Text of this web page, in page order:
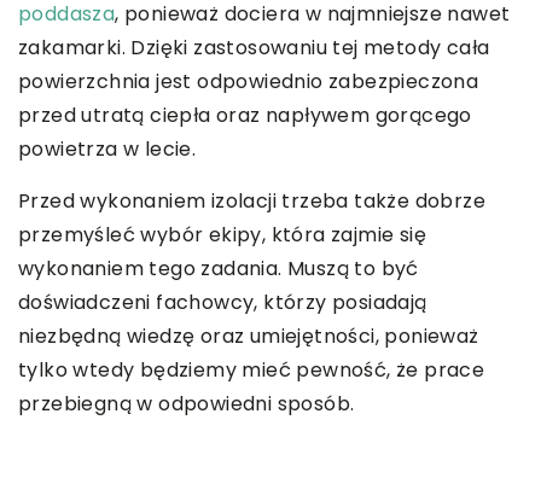
poddasza, ponieważ dociera w najmniejsze nawet
zakamarki. Dzięki zastosowaniu tej metody cała
powierzchnia jest odpowiednio zabezpieczona
przed utratą ciepła oraz napływem gorącego
powietrza w lecie.
Przed wykonaniem izolacji trzeba także dobrze
przemyśleć wybór ekipy, która zajmie się
wykonaniem tego zadania. Muszą to być
doświadczeni fachowcy, którzy posiadają
niezbędną wiedzę oraz umiejętności, ponieważ
tylko wtedy będziemy mieć pewność, że prace
przebiegną w odpowiedni sposób.